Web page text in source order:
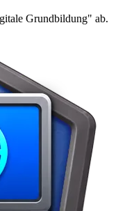
Grundbildung" ab.